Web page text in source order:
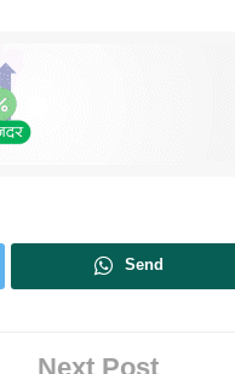
Send